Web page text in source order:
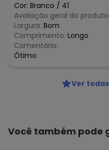
Cor: Branco / 41
Avaliação geral do produto:
Largura: Bom
Comprimento: Longo
Comentário:
Ótimo
Ver
Você também pode